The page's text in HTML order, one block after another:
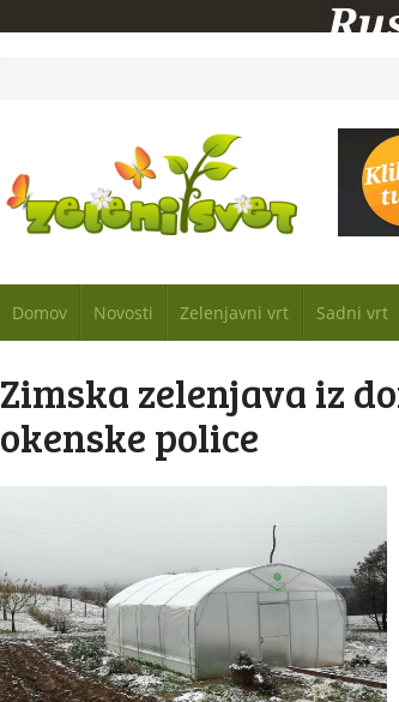
Domov Novosti Zelenjavni vrt Sadni vrt
Zimska zelenjava iz
okenske police